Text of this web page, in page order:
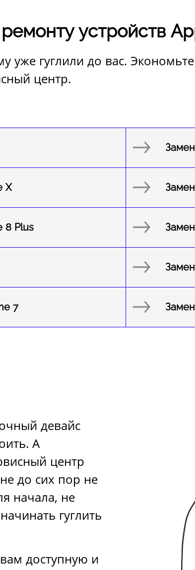
устройств
уже гуглили до вас.
центр.
X
8 Plus
7
девайс
А
центр
до сих пор не
начала, не
гуглить
доступную и